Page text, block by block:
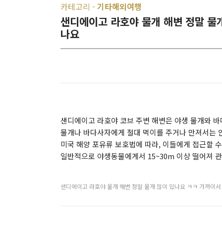
카테고리 - 기타해외여행
샌디에이고 라호야 물개 해변 정말
나요
샌디에이고 라호야 코브 주변 해변은 야생 물개와
물개나 바다사자에게 절대 먹이를 주거나 만져서는
미국 해양 포유류 보호법에 따라, 이들에게 접근할
일반적으로 야생동물에게서 15~30m 이상 떨어져
샌디에이고 라호야 물개 해변 정말 물개 많이 있나요 ㅋㅋ 가까이